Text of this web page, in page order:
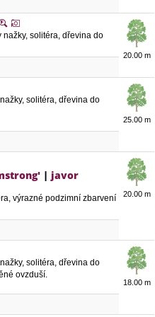
nažky, solitéra, dřevina do
20.00 m
solitéra, dřevina do
25.00 m
| javor
výrazné podzimní zbarvení
20.00 m
solitéra, dřevina do
ovzduší.
18.00 m